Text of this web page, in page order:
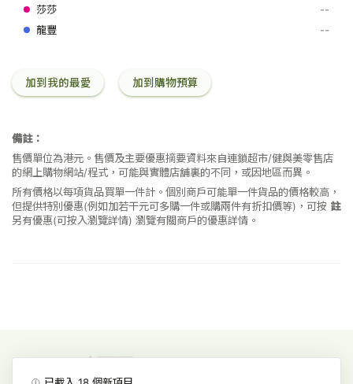
--
--
加到我的最愛 加到購物預算
備註：
售價單位為港元。售價及主要優惠摘要資料來自連鎖超市/健與美零售店
的網上購物網站/程式，可能與實體店舖裏的不同，或因地區而異。
所有價格以每項貨品買單一件計。個別商戶可能單一件貨品的價格較高，
但提供特別優惠(例如加若干元可多購一件或購兩件有折扣價等)，可按 註
另有優惠(可按入瀏覽詳情)瀏覽有關商戶的優惠詳情。